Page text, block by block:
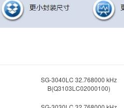
SG-3040LC 32.768000 kHz
B(Q3103LC02000100)